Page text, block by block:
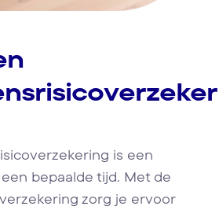
is een
bepaalde tijd. Met de
zorg je ervoor